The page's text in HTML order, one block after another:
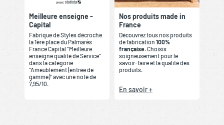
Meilleure enseigne -
Capital
Fabrique de Styles décroche
la 1ère place du Palmarès
France Capital “Meilleure
enseigne qualité de Service”
dans la catégorie
“Ameublement (entrée de
gamme)” avec une note de
7,95/10.
Nos produits made in
France
Découvrez tous nos produits
de fabrication 100%
française . Choisis
soigneusement pour le
savoir-faire et la qualité des
produits.
En savoir +